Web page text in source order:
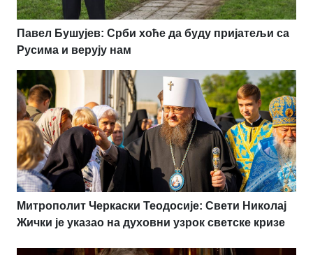
Павел Бушујев: Срби хоће да буду пријатељи са
Русима и верују нам
Митрополит Черкаски Теодосије: Свети Николај
Жички је указао на духовни узрок светске кризе